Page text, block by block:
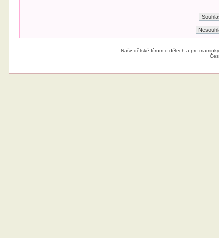
Naše dětské fórum o dětech a pro